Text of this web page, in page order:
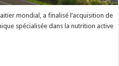
mondial, a finalisé l’acquisition de
spécialisée dans la nutrition active